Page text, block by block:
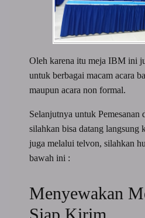
Oleh karena itu meja IBM ini
untuk berbagai macam acara
maupun acara non formal.
Selanjutnya untuk Pemesanan
silahkan bisa datang langsung
juga melalui telvon, silahkan
bawah ini :
Menyewakan
Siap Kirim